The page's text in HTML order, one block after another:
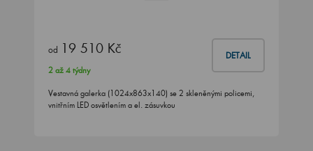
od 19 510 Kč DETAIL
2 až 4 týdny
Vestavná galerka (1024x863x140) se 2 skleněnými policemi,
vnitřním LED osvětlením a el. zásuvkou